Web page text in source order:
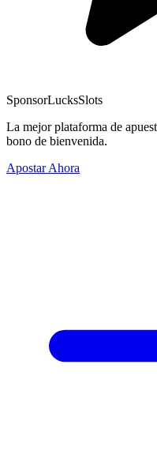
SponsorLucksSlots
La mejor plataforma de
bono de bienvenida.
Apostar Ahora